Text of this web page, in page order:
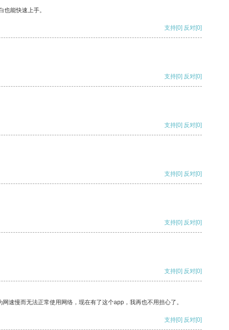
能快速上手。
支持[0] 反对[0]
支持[0] 反对[0]
支持[0] 反对[0]
支持[0] 反对[0]
支持[0] 反对[0]
支持[0] 反对[0]
速慢而无法正常使用网络，现在有了这个app，我再也不用担心了。
支持[0] 反对[0]